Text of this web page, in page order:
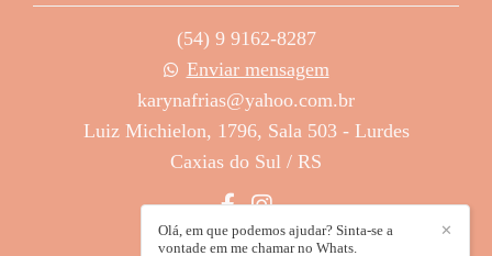
(54) 9 9162-8287
Enviar mensagem
karynafrias@yahoo.com.br
Luiz Michielon, 1796, Sala 503 - Lurdes
Caxias do Sul / RS
✕
Olá, em que podemos ajudar? Sinta-se a
vontade em me chamar no Whats.